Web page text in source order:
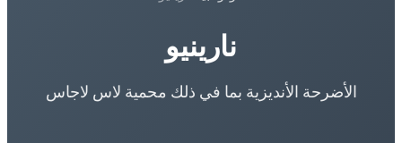
نارينيو
الأضرحة الأنديزية بما في ذلك محمية لاس لاجاس